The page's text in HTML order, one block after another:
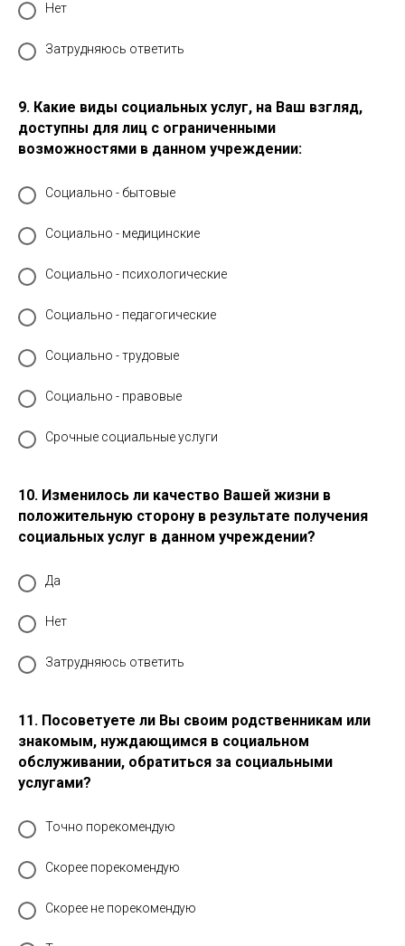
Нет
Затрудняюсь ответить
9. Какие виды социальных услуг, на Ваш взгляд,
доступны для лиц с ограниченными
возможностями в данном учреждении:
Социально - бытовые
Социально - медицинские
Социально - психологические
Социально - педагогические
Социально - трудовые
Социально - правовые
Срочные социальные услуги
10. Изменилось ли качество Вашей жизни в
положительную сторону в результате получения
социальных услуг в данном учреждении?
Да
Нет
Затрудняюсь ответить
11. Посоветуете ли Вы своим родственникам или
знакомым, нуждающимся в социальном
обслуживании, обратиться за социальными
услугами?
Точно порекомендую
Скорее порекомендую
Скорее не порекомендую